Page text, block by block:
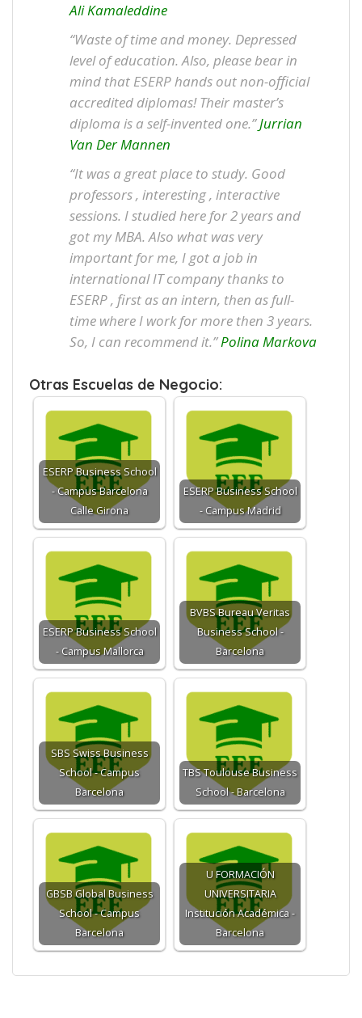
Ali Kamaleddine
“Waste of time and money. Depressed
level of education. Also, please bear in
mind that ESERP hands out non-official
accredited diplomas! Their master’s
diploma is a self-invented one.”Jurrian
Van Der Mannen
“It was a great place to study. Good
professors , interesting , interactive
sessions. I studied here for 2 years and
got my MBA. Also what was very
important for me, I got a job in
international IT company thanks to
ESERP , first as an intern, then as full-
time where I work for more then 3 years.
So, I can recommend it.”Polina Markova
Otras Escuelas de Negocio:
ESERP Business School
- Campus Barcelona
Calle Girona
ESERP Business School
- Campus Madrid
ESERP Business School
- Campus Mallorca
BVBS Bureau Veritas
Business School -
Barcelona
SBS Swiss Business
School - Campus
Barcelona
TBS Toulouse Business
School - Barcelona
GBSB Global Business
School - Campus
Barcelona
U FORMACIÓN
UNIVERSITARIA
Institución Académica -
Barcelona